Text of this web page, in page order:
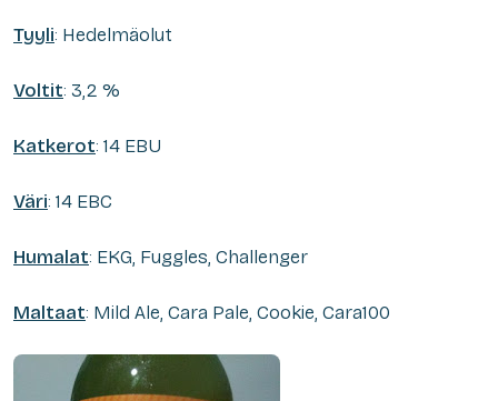
Tyyli: Hedelmäolut
Voltit: 3,2 %
Katkerot: 14 EBU
Väri: 14 EBC
Humalat: EKG, Fuggles, Challenger
Maltaat: Mild Ale, Cara Pale, Cookie, Cara100